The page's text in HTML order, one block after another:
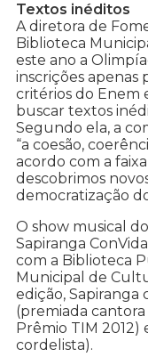
Textos inéditos
A diretora de
Biblioteca
este ano a
inscrições
critérios do Enem
buscar textos
Segundo ela, a
“a coesão,
acordo com a
descobrimos
democratização
O show musical
Sapiranga
com a Biblioteca
Municipal de
edição, Sapiranga
(premiada
Prêmio TIM 2012)
cordelista).